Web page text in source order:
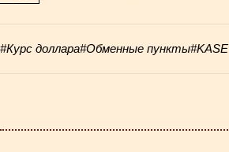
#Курс доллара#Обменные пункты#KASE